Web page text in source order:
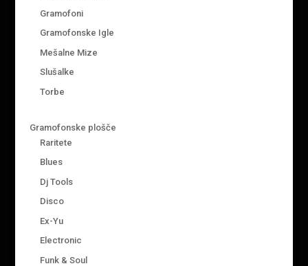
Gramofoni
Gramofonske Igle
Mešalne Mize
Slušalke
Torbe
Gramofonske plošče
Raritete
Blues
Dj Tools
Disco
Ex-Yu
Electronic
Funk & Soul